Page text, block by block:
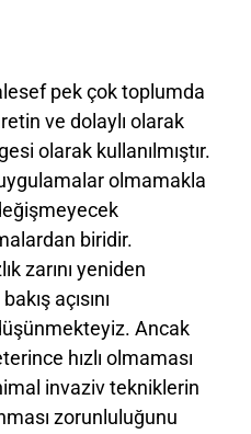
pek çok toplumda
ve dolaylı olarak
olarak kullanılmıştır.
olmamakla
biridir.
zarını yeniden
açısını
Ancak
hızlı olmaması
invaziv tekniklerin
zorunluluğunu